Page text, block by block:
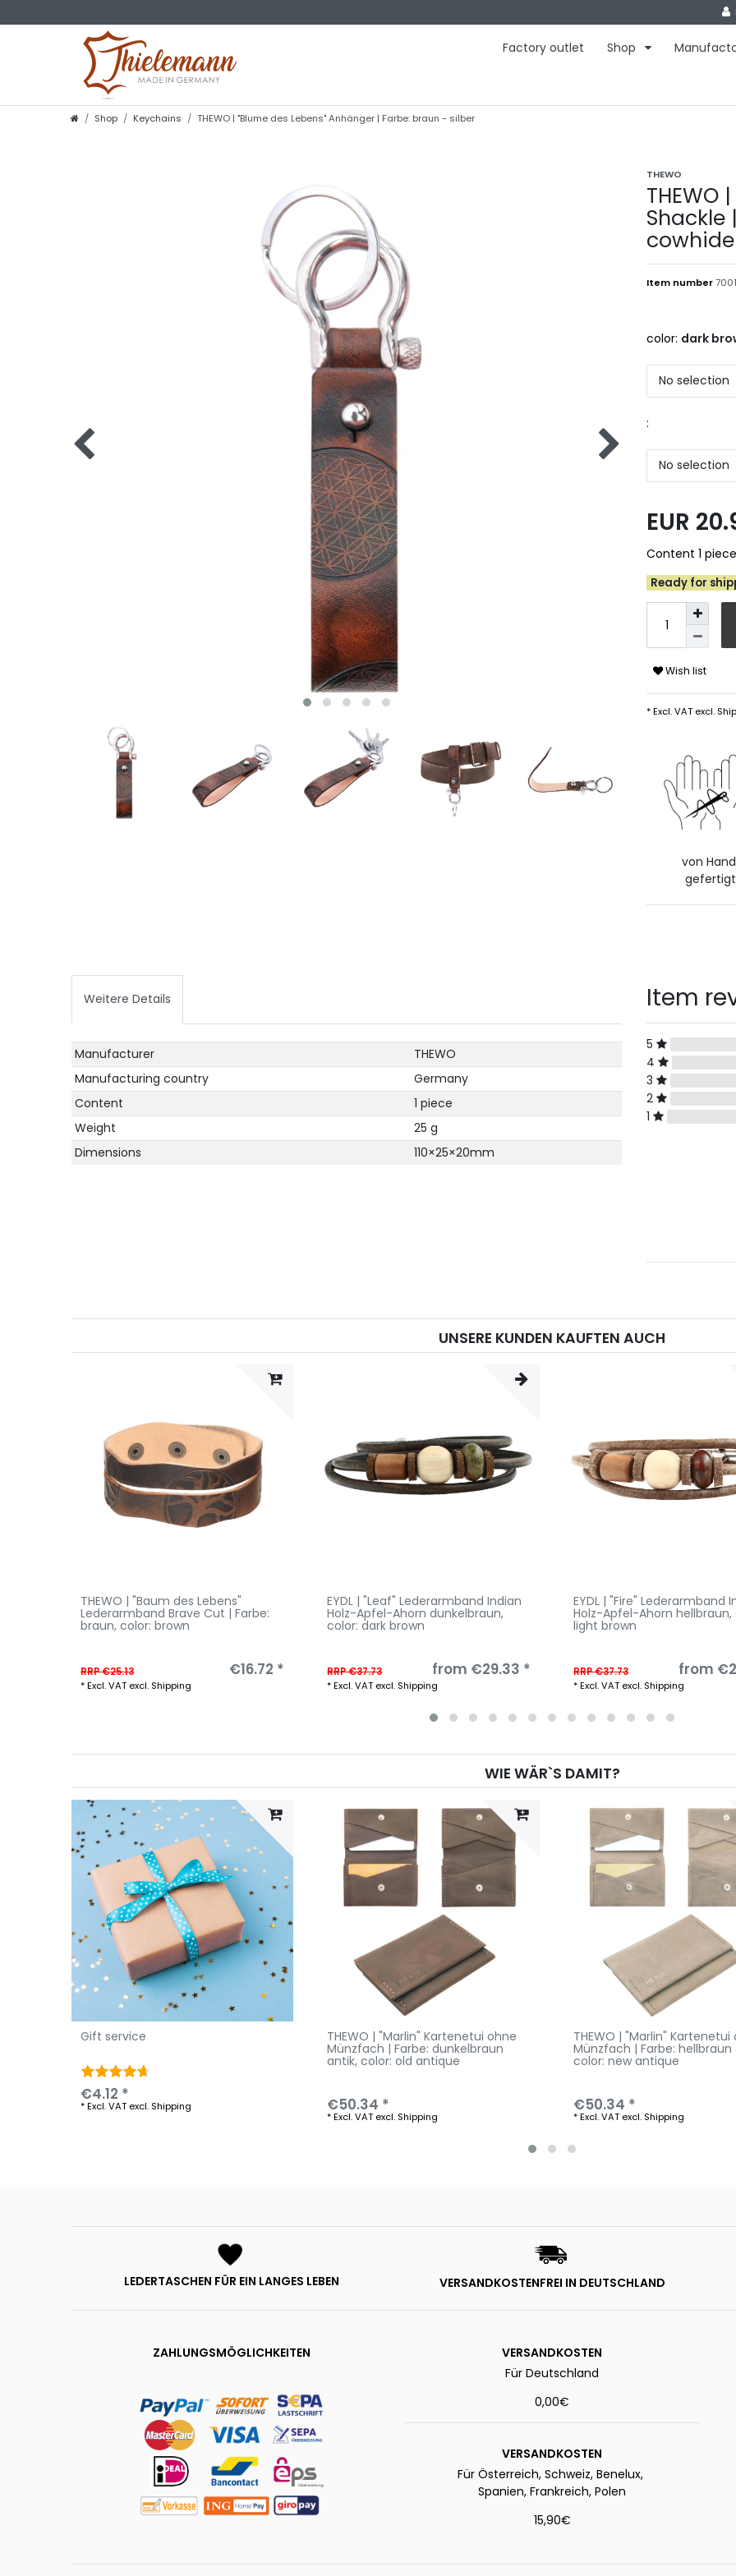
Factory outlet Shop
Shop Keychains THEWO | "Blume des Lebens" Anhänger | Farbe: braun - silber
THEWO
THEWO
Item number
color: dark
No selection
:
No selection
EUR
Content 1 piece
Ready for
Wish list
* Excl. VAT excl.
von Hand
gefertigt
Weitere Details
Technical
characteristic
Value
Manufacturer
THEWO
Manufacturing country
Germany
Content
1 piece
Weight
25 g
Dimensions
110×25×20mm
Item
5
4
3
2
1
UNSERE KUNDEN KAUFTEN AUCH
THEWO | "Baum des Lebens"
Lederarmband Brave Cut | Farbe:
braun, color: brown
RRP €25.13 €16.72 *
*Excl. VAT excl. Shipping
EYDL | "Leaf" Lederarmband Indian
Holz-Apfel-Ahorn dunkelbraun,
color: dark brown
RRP €37.73 from €29.33 *
*Excl. VAT excl. Shipping
EYDL | "Fire" Lederarmband
Holz-Apfel-Ahorn hellbraun,
light brown
RRP €37.73 from
*Excl. VAT excl. Shipping
WIE WÄR`S DAMIT?
Gift service
€4.12 *
*Excl. VAT excl. Shipping
THEWO | "Marlin" Kartenetui ohne
Münzfach | Farbe: dunkelbraun
antik, color: old antique
€50.34 *
*Excl. VAT excl. Shipping
THEWO | "Marlin" Kartenetui
Münzfach | Farbe: hellbraun
color: new antique
€50.34 *
*Excl. VAT excl. Shipping
LEDERTASCHEN FÜR EIN LANGES LEBEN VERSANDKOSTENFREI IN DEUTSCHLAND
ZAHLUNGSMÖGLICHKEITEN
VERSANDKOSTEN
Für Deutschland
0,00€
VERSANDKOSTEN
Für Österreich, Schweiz, Benelux,
Spanien, Frankreich, Polen
15,90€